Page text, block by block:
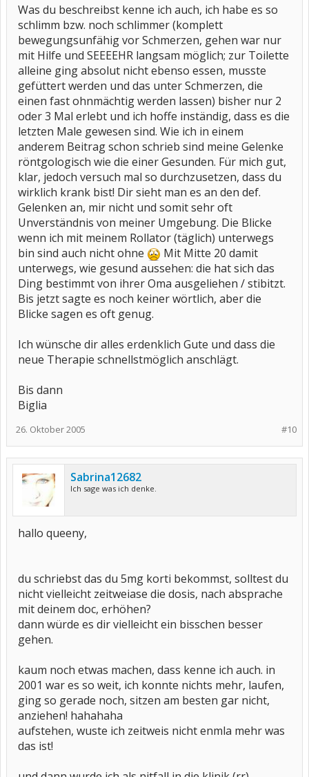
Was du beschreibst kenne ich auch, ich habe es so
schlimm bzw. noch schlimmer (komplett
bewegungsunfähig vor Schmerzen, gehen war nur
mit Hilfe und SEEEEHR langsam möglich; zur Toilette
alleine ging absolut nicht ebenso essen, musste
gefüttert werden und das unter Schmerzen, die
einen fast ohnmächtig werden lassen) bisher nur 2
oder 3 Mal erlebt und ich hoffe inständig, dass es die
letzten Male gewesen sind. Wie ich in einem
anderem Beitrag schon schrieb sind meine Gelenke
röntgologisch wie die einer Gesunden. Für mich gut,
klar, jedoch versuch mal so durchzusetzen, dass du
wirklich krank bist! Dir sieht man es an den def.
Gelenken an, mir nicht und somit sehr oft
Unverständnis von meiner Umgebung. Die Blicke
wenn ich mit meinem Rollator (täglich) unterwegs
bin sind auch nicht ohne
Mit Mitte 20 damit
unterwegs, wie gesund aussehen: die hat sich das
Ding bestimmt von ihrer Oma ausgeliehen / stibitzt.
Bis jetzt sagte es noch keiner wörtlich, aber die
Blicke sagen es oft genug.
Ich wünsche dir alles erdenklich Gute und dass die
neue Therapie schnellstmöglich anschlägt.
Bis dann
Biglia
#10
26. Oktober 2005
Sabrina12682
Ich sage was ich denke.
hallo queeny,
du schriebst das du 5mg korti bekommst, solltest du
nicht vielleicht zeitweiase die dosis, nach absprache
mit deinem doc, erhöhen?
dann würde es dir vielleicht ein bisschen besser
gehen.
kaum noch etwas machen, dass kenne ich auch. in
2001 war es so weit, ich konnte nichts mehr, laufen,
ging so gerade noch, sitzen am besten gar nicht,
anziehen! hahahaha
aufstehen, wuste ich zeitweis nicht enmla mehr was
das ist!